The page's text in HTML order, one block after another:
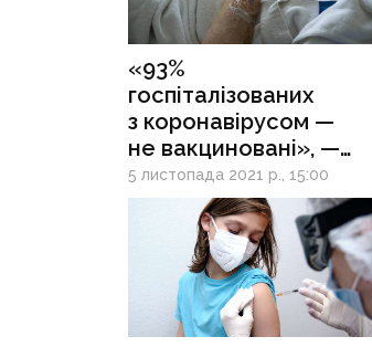
«93%
госпіталізованих
з коронавірусом —
не вакциновані», —
МОЗ
5 листопада 2021 р., 15:00